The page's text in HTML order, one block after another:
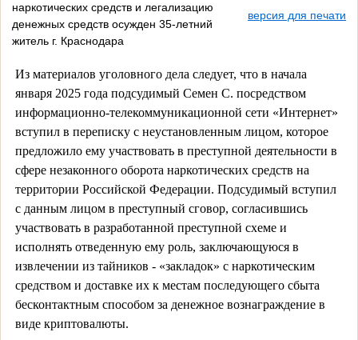
наркотических средств и легализацию
денежных средств осужден 35-летний
житель г. Краснодара
версия для печати
Из материалов уголовного дела следует, что в начала
января 2025 года подсудимый Семен С. посредством
информационно-телекоммуникационной сети «Интернет»
вступил в переписку с неустановленным лицом, которое
предложило ему участвовать в преступной деятельности в
сфере незаконного оборота наркотических средств на
территории Российской Федерации. Подсудимый вступил
с данным лицом в преступный сговор, согласившись
участвовать в разработанной преступной схеме и
исполнять отведенную ему роль, заключающуюся в
извлечении из тайников - «закладок» с наркотическим
средством и доставке их к местам последующего сбыта
бесконтактным способом за денежное вознаграждение в
виде криптовалюты.